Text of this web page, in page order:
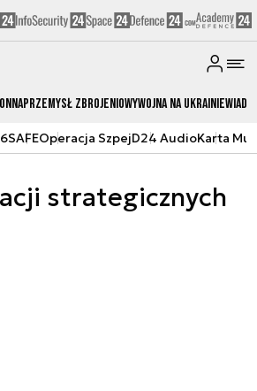
Przemysł ZbrojeniowyWojna na Ukrainie
SAFEOperacja SzpejD24 AudioKarta
strategicznych